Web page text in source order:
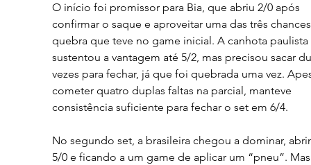
O início foi promissor para Bia, que abriu 2/0 após
confirmar o saque e aproveitar uma das três
quebra que teve no game inicial. A canhota paulista
sustentou a vantagem até 5/2, mas precisou sacar
vezes para fechar, já que foi quebrada uma vez.
cometer quatro duplas faltas na parcial, manteve
consistência suficiente para fechar o set em 6/4.
No segundo set, a brasileira chegou a dominar,
5/0 e ficando a um game de aplicar um “pneu”.